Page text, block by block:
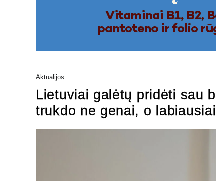
Aktualijos
Lietuviai galėtų pridėti sau
trukdo ne genai, o